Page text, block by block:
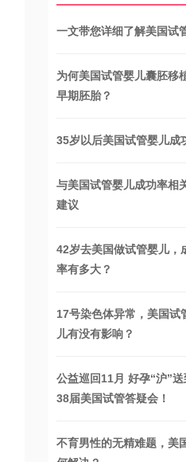
一文带您详细了解美国试
为何美国试管婴儿囊胚移
早期胚胎？
35岁以后美国试管婴儿成
与美国试管婴儿成功率相
建议
42岁去美国做试管婴儿，
率有多大？
17号染色体异常，美国试
儿有没有影响？
公益巡回11月 好孕“沪”
38届美国试管答疑会！
不育男性的无精难题，美